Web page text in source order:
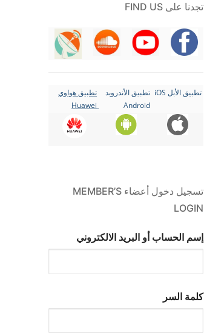
تجدنا على FIND US
تطبيق الأبل iOS
تطبيق الأندرويد
Android
تطبيق هواوي
تسجيل دخول أعضاء MEMBER’S
LOGIN
إسم الحساب أو البريد الالكتروني
كلمة السر